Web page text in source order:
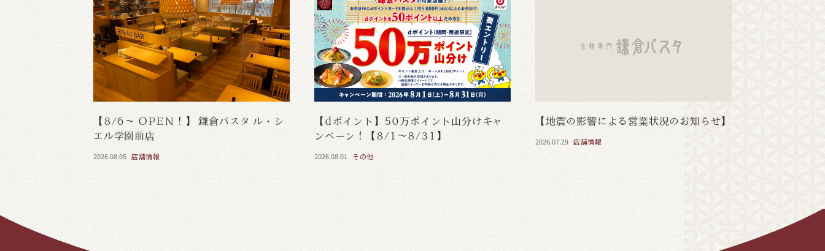
【8/6～ OPEN！】 鎌倉パスタ ル・シ
エル学園前店
2026.08.05 店舗情報
【dポイント】50万ポイント山分けキャ
ンペーン！【8/1～8/31】
2026.08.01 その他
【地震の影響による営業状況のお知らせ】
2026.07.29 店舗情報